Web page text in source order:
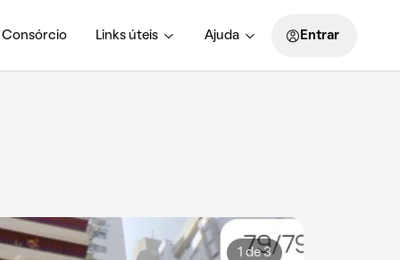
Consórcio Links úteis Ajuda Entrar
1 de 3